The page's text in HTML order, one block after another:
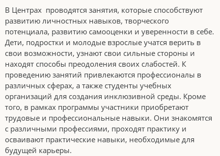
В Центрах проводятся занятия, которые способствуют
развитию личностных навыков, творческого
потенциала, развитию самооценки и уверенности в себе.
Дети, подростки и молодые взрослые учатся верить в
свои возможности, узнают свои сильные стороны и
находят способы преодоления своих слабостей. К
проведению занятий привлекаются профессионалы в
различных сферах, а также студенты учебных
организаций для создания инклюзивной среды. Кроме
того, в рамках программы участники приобретают
трудовые и профессиональные навыки. Они знакомятся
с различными профессиями, проходят практику и
осваивают практические навыки, необходимые для
будущей карьеры.